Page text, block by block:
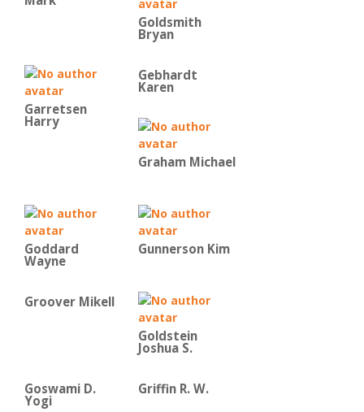
Goldsmith
Bryan
Garretsen
Harry
Gebhardt
Karen
Graham Michael
Goddard
Wayne
Gunnerson Kim
Groover Mikell
Goldstein
Joshua S.
Goswami D.
Yogi
Griffin R. W.